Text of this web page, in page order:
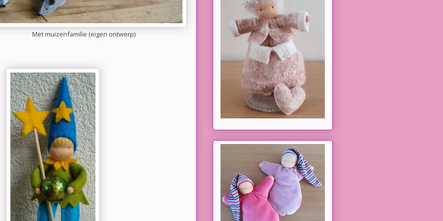
Met muizenfamilie (eigen ontwerp)